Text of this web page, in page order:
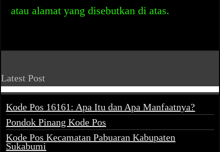
atau alamat yang disebutkan di atas.
Latest Post
Kode Pos 16161: Apa Itu dan Apa Manfaatnya?
Pondok Pinang Kode Pos
Kode Pos Kecamatan Pabuaran Kabupaten
Sukabumi